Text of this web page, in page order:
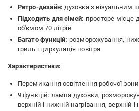
Ретро-дизайн: духовка з візуальним
Підходить для сімей: просторе місце
об'ємом 70 літрів
Багато функцій: розморожування,
гриль і циркуляція повітря
Характеристики:
Перемикання освітлення робочої зони
9 функцій: лампа духовки,
верхній і нижній нагрівання, верхній